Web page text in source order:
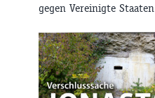
gegen Vereinigte Staaten